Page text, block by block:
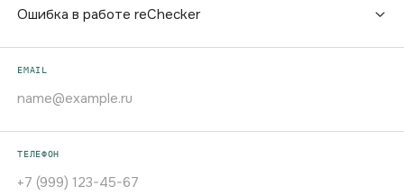
EMAIL
ТЕЛЕФОН